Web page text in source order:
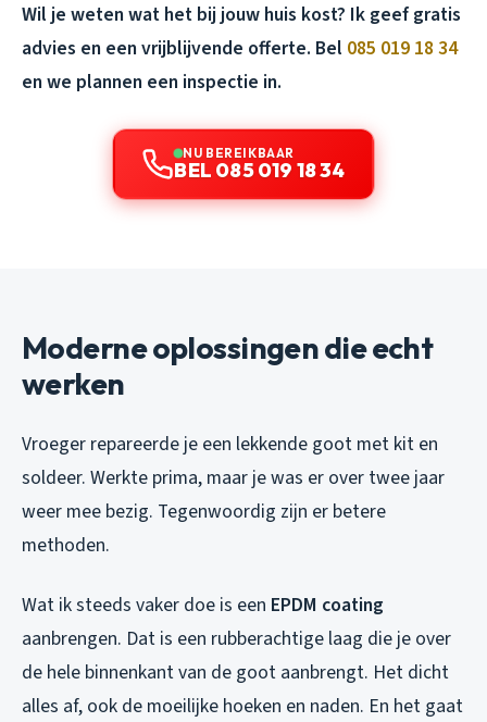
Wil je weten wat het bij jouw huis kost? Ik geef gratis
advies en een vrijblijvende offerte. Bel 085 019 18 34
en we plannen een inspectie in.
NU BEREIKBAAR
BEL 085 019 18 34
Moderne oplossingen die echt
werken
Vroeger repareerde je een lekkende goot met kit en
soldeer. Werkte prima, maar je was er over twee jaar
weer mee bezig. Tegenwoordig zijn er betere
methoden.
Wat ik steeds vaker doe is een EPDM coating
aanbrengen. Dat is een rubberachtige laag die je over
de hele binnenkant van de goot aanbrengt. Het dicht
alles af, ook de moeilijke hoeken en naden. En het gaat